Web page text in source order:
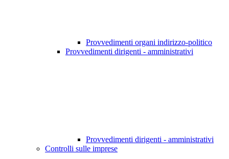
Provvedimenti organi indirizzo-politico
Provvedimenti dirigenti - amministrativi
Provvedimenti dirigenti - amministrativi
Controlli sulle imprese